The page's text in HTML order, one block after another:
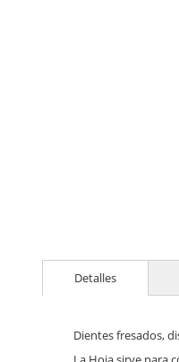
to
beginning
images
Detalles
Dientes fresados,